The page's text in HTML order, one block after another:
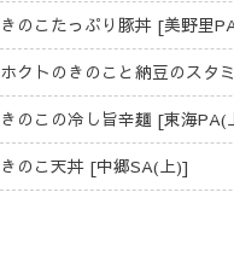
きのこたっぷり豚丼 [美野里
ホクトのきのこと納豆のスタ
きのこの冷し旨辛麺 [東海PA(
きのこ天丼 [中郷SA(上)]